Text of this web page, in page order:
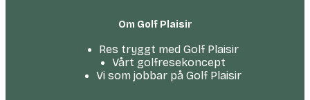
Om Golf Plaisir
Res tryggt med Golf Plaisir
Vårt golfresekoncept
Vi som jobbar på Golf Plaisir